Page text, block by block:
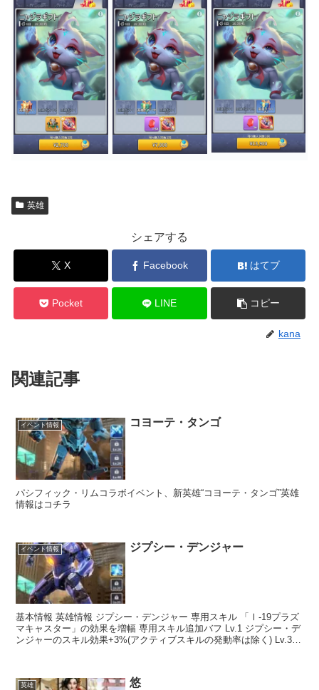
英雄
シェアする
X Facebook はてブ
Pocket LINE コピー
kana
関連記事
イベント情報 コヨーテ・タンゴ
パシフィック・リムコラボイベント、新英雄“コヨーテ・タンゴ”英雄
情報はコチラ
イベント情報 ジプシー・デンジャー
基本情報 英雄情報 ジプシー・デンジャー 専用スキル 「Ⅰ-19プラズ
マキャスター」の効果を増幅 専用スキル追加バフ Lv.1 ジプシー・デ
ンジャーのスキル効果+3%(アクティブスキルの発動率は除く) Lv.3
英雄 悠